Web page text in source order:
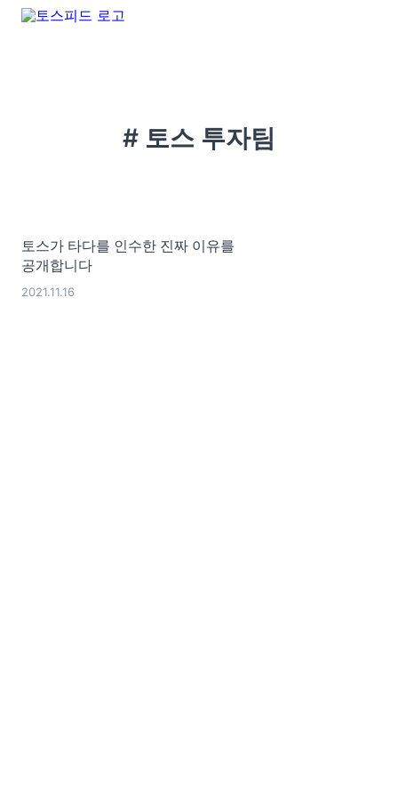
# 토스 투자팀
토스가 타다를 인수한 진짜 이유를
공개합니다
2021.11.16